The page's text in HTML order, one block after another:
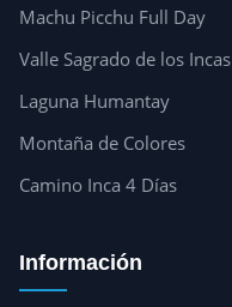
Machu Picchu Full Day
Valle Sagrado de los Incas
Laguna Humantay
Montaña de Colores
Camino Inca 4 Días
Información